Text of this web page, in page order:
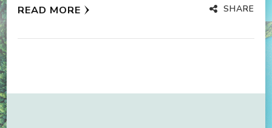
READ MORE SHARE